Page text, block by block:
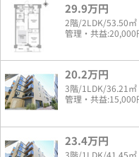
29.9万円
2階/2LDK/53.50㎡
管理・共益
20.2万円
3階/1LDK/36.21㎡
管理・共益
23.4万円
3階/1LDK/41.45㎡